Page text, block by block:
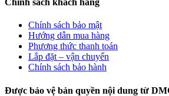
Chính sách khách hàng
Chính sách bảo mật
Hướng dẫn mua hàng
Phương thức thanh toán
Lắp đặt – vận chuyển
Chính sách bảo hành
Được bảo vệ bản quyền nội dung từ